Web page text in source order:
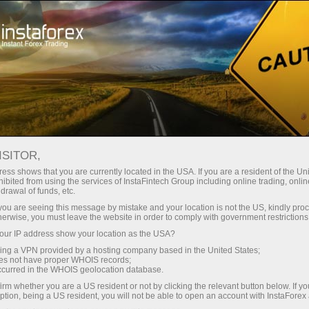
Про компанію
INSTAFOREX НА TRADERS
LAGOS EXPO: ВИСОКИЙ
ІНТЕРЕС І ЗАСЛУЖЕНЕ
ВИЗНАННЯ
shows that you are currently located in the USA. If you are a resident of the
from using the services of InstaFintech Group including online trading,
of funds, etc.
are seeing this message by mistake and your location is not the US, kindly
you must leave the website in order to comply with government
IP address show your location as the USA?
a VPN provided by a hosting company based in the United States;
not have proper WHOIS records;
in the WHOIS geolocation database.
whether you are a US resident or not by clicking the relevant button below. If
being a US resident, you will not be able to open an account with InstaForex